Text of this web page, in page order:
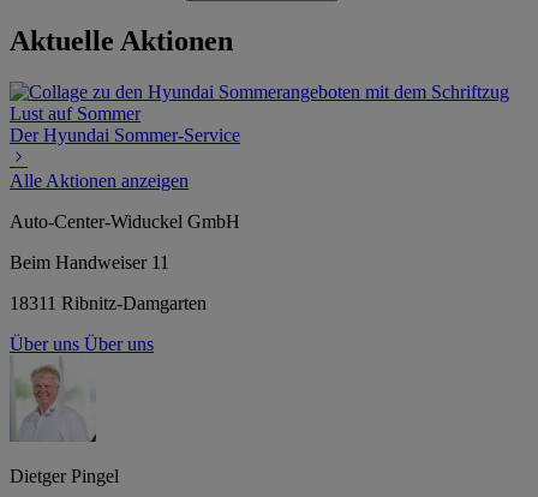
Aktuelle Aktionen
Der Hyundai Sommer-Service
Alle Aktionen anzeigen
Auto-Center-Widuckel GmbH
Beim Handweiser 11
18311 Ribnitz-Damgarten
Über uns Über uns
Dietger Pingel